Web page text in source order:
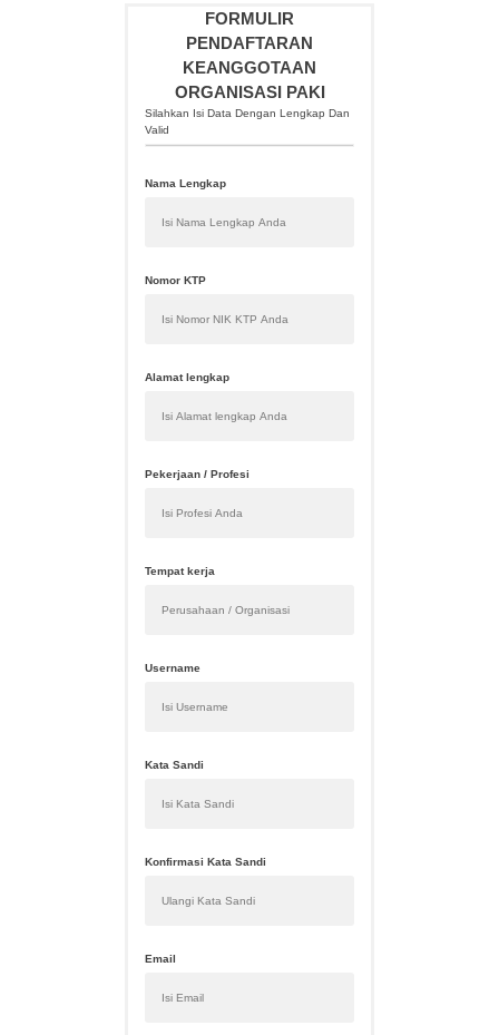
FORMULIR
PENDAFTARAN
KEANGGOTAAN
ORGANISASI PAKI
Silahkan Isi Data Dengan Lengkap Dan
Valid
Nama Lengkap
Nomor KTP
Alamat lengkap
Pekerjaan / Profesi
Tempat kerja
Username
Kata Sandi
Konfirmasi Kata Sandi
Email